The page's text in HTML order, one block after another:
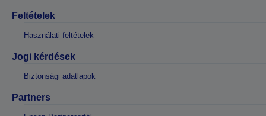
Feltételek
Használati feltételek
Jogi kérdések
Biztonsági adatlapok
Partners